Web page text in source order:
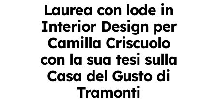
Laurea con lode in
Interior Design per
Camilla Criscuolo
con la sua tesi sulla
Casa del Gusto di
Tramonti